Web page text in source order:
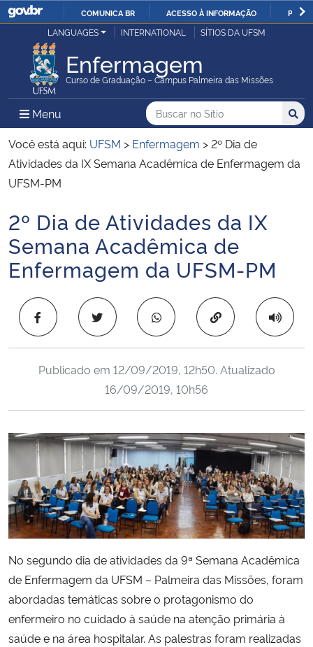
IR
O
COMUNICA BR ACESSO À INFORMAÇÃO
Ministério da Justiça e Segurança Pública
Ministério da Defesa
Ministério das Relações Exteriores
Ministério da Economia
Ministério da Infraestrutura
Ministério da Agricultura, Pecuária e Abastecimento
Ministério da Cidadania
Ministério da Ciência, Tecnologia, Inovações e Comunicações
Ministério do Meio Ambiente
Ministério do Turismo
Controladoria-Geral da União
Ministério da Mulher, da Família e dos Direitos Humanos
LANGUAGES INTERNATIONAL SÍTIOS DA UFSM
Enfermagem
Curso de Graduação – Campus Palmeira das Missões
Menu Menu Principal do Sítio
Busca
Buscar no no Sítio
Busca:
Você está aqui: UFSM > Enfermagem >2º Dia de
Atividades da IX Semana Acadêmica de Enfermagem da
UFSM-PM
Início do conteúdo
2º Dia de Atividades da IX
Semana Acadêmica de
Enfermagem da UFSM-PM
Copiar para área
Publicado em 12/09/2019, 12h50. Atualizado
16/09/2019, 10h56
No segundo dia de atividades da 9ª Semana Acadêmica
de Enfermagem da UFSM – Palmeira das Missões, foram
abordadas temáticas sobre o protagonismo do
enfermeiro no cuidado à saúde na atenção primária à
saúde e na área hospitalar. As palestras foram realizadas